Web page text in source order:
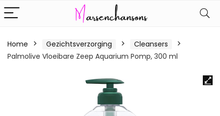
Home Gezichtsverzorging
Cleansers
Palmolive Vloeibare Zeep Aquarium Pomp, 300 ml